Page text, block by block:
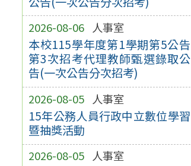
2026-08-06 人事室
本校115學年度第1學期第5公告
第3次招考代理教師甄選錄取公
告(一次公告分次招考)
2026-08-05 人事室
15年公務人員行政中立數位學習
暨抽獎活動
2026-08-05 人事室